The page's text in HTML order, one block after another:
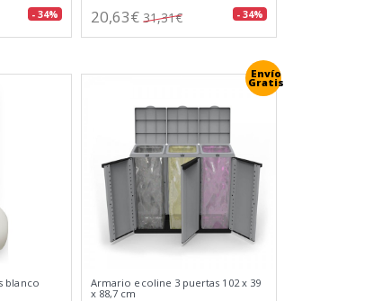
- 34% 20,63€ 31,31€ - 34%
blanco
Envío
Gratis
Armario ecoline 3 puertas 102 x 39
x 88,7 cm